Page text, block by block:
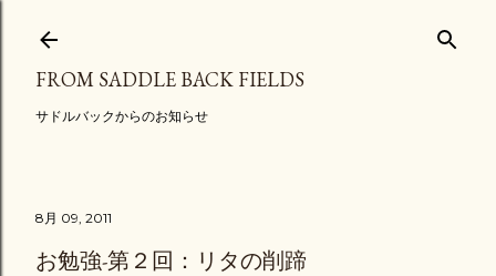
スキップしてメイン コンテンツに移動
FROM SADDLE BACK FIELDS
サドルバックからのお知らせ
8月 09, 2011
お勉強-第２回：リタの削蹄